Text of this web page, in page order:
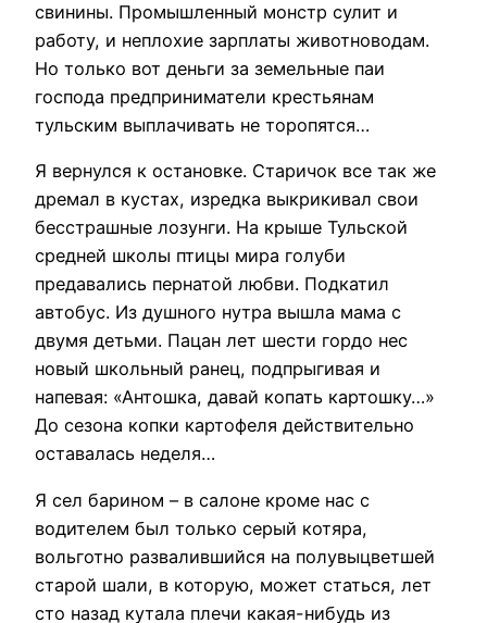
свинины. Промышленный монстр сулит и
работу, и неплохие зарплаты животноводам.
Но только вот деньги за земельные паи
господа предприниматели крестьянам
тульским выплачивать не торопятся…
Я вернулся к остановке. Старичок все так же
дремал в кустах, изредка выкрикивал свои
бесстрашные лозунги. На крыше Тульской
средней школы птицы мира голуби
предавались пернатой любви. Подкатил
автобус. Из душного нутра вышла мама с
двумя детьми. Пацан лет шести гордо нес
новый школьный ранец, подпрыгивая и
напевая: «Антошка, давай копать картошку…»
До сезона копки картофеля действительно
оставалась неделя…
Я сел барином – в салоне кроме нас с
водителем был только серый котяра,
вольготно развалившийся на полувыцветшей
старой шали, в которую, может статься, лет
сто назад кутала плечи какая-нибудь из